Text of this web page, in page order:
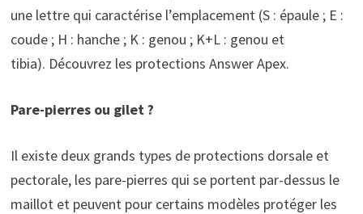
une lettre qui caractérise l’emplacement (S : épaule ; E :
coude ; H : hanche ; K : genou ; K+L : genou et
tibia). Découvrez les protections Answer Apex.
Pare-pierres ou gilet ?
Il existe deux grands types de protections dorsale et
pectorale, les pare-pierres qui se portent par-dessus le
maillot et peuvent pour certains modèles protéger les